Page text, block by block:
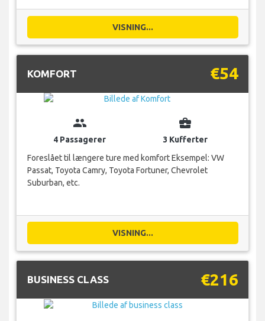
VISNING...
KOMFORT €54
group
4 Passagerer
business_center
3 Kufferter
Foreslået til længere ture med komfort Eksempel: VW
Passat, Toyota Camry, Toyota Fortuner, Chevrolet
Suburban, etc.
VISNING...
BUSINESS CLASS €216